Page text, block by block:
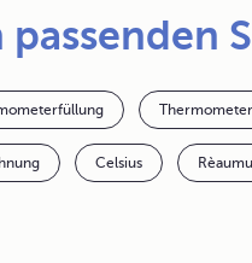
passenden
Celsius